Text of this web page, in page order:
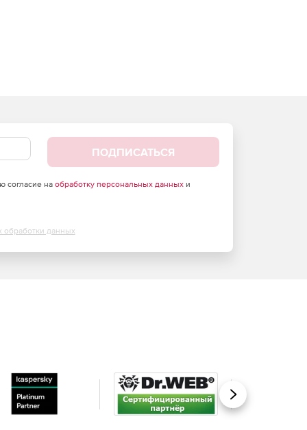
ПОДПИСАТЬСЯ
согласие на обработку персональных данныхи
обработки данных
Вперед